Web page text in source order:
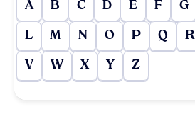
A B C D E F G
L M N O P Q R
V W X Y Z